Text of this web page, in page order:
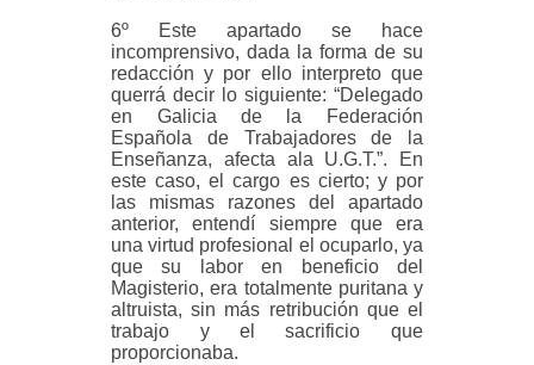
6º Este apartado se hace
incomprensivo, dada la forma de su
redacción y por ello interpreto que
querrá decir lo siguiente: “Delegado
en Galicia de la Federación
Española de Trabajadores de la
Enseñanza, afecta ala U.G.T.”. En
este caso, el cargo es cierto; y por
las mismas razones del apartado
anterior, entendí siempre que era
una virtud profesional el ocuparlo, ya
que su labor en beneficio del
Magisterio, era totalmente puritana y
altruista, sin más retribución que el
trabajo y el sacrificio que
proporcionaba.